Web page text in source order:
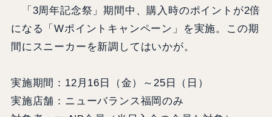
「3周年記念祭」期間中、購入時のポイントが2倍
になる「Wポイントキャンペーン」を実施。この期
間にスニーカーを新調してはいかが。
実施期間：12月16日（金）～25日（日）
実施店舗：ニューバランス福岡のみ